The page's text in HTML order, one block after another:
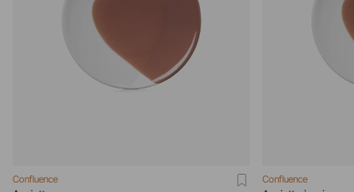
Confluence Confluence